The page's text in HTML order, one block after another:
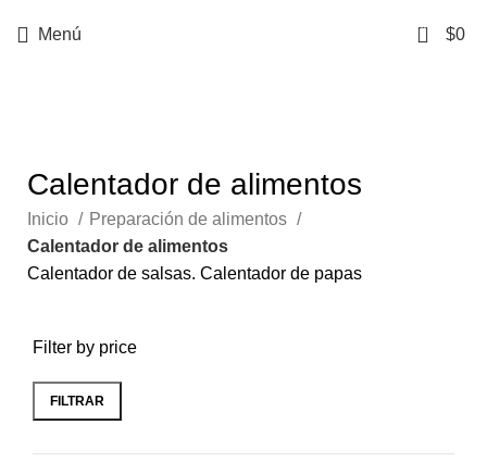
Menú 0 $0
Calentador de alimentos
Inicio
Preparación de alimentos
Calentador de alimentos
Calentador de salsas. Calentador de papas
Filter by price
FILTRAR